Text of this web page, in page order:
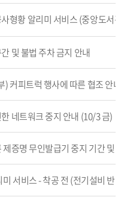
황 알리미 서비스 (중앙도서관 일
및 불법 주차 금지 안내
커피트럭 행사에 따른 협조 안
네트워크 중지 안내 (10/3 금)
증명 무인발급기 중지 기간 및
서비스 - 착공 전 (전기설비 반